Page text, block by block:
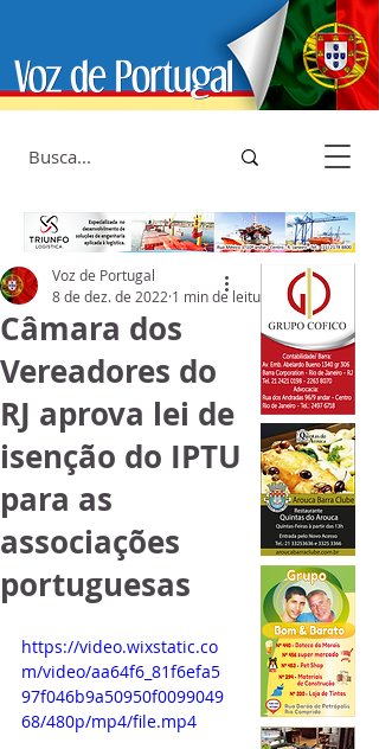
Câmara dos
Vereadores do
RJ aprova lei de
isenção do IPTU
para as
associações
portuguesas
Voz de Portugal
8 de dez. de 2022 1 min de leitura
https://video.wixstatic.co
m/video/aa64f6_81f6efa5
97f046b9a50950f0099049
68/480p/mp4/file.mp4